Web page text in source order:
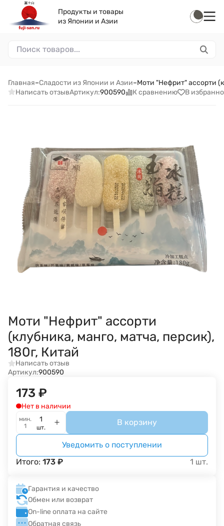
Продукты и товары
из Японии и Азии
Главная–Сладости из Японии и Азии–Моти "Нефрит" ассорти
Написать отзывАртикул:900590 К сравнению В
Моти "Нефрит" ассорти
(клубника, манго, матча, персик),
180г, Китай
Написать отзыв
Артикул:900590
173 ₽
Нет в наличии
мин.
1
шт.
В корзину
Уведомить о поступлении
Итого: 173 ₽ 1 шт.
Гарантия и качество
Обмен или возврат
On-line оплата на сайте
Обратная связь